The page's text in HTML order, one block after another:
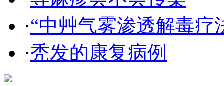
·“中艸气雾渗透解毒疗
·秃发的康复病例